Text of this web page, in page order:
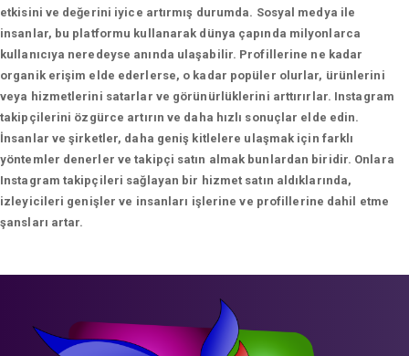
etkisini ve değerini iyice artırmış durumda. Sosyal medya ile
insanlar, bu platformu kullanarak dünya çapında milyonlarca
kullanıcıya neredeyse anında ulaşabilir. Profillerine ne kadar
organik erişim elde ederlerse, o kadar popüler olurlar, ürünlerini
veya hizmetlerini satarlar ve görünürlüklerini arttırırlar. Instagram
takipçilerini özgürce artırın ve daha hızlı sonuçlar elde edin.
İnsanlar ve şirketler, daha geniş kitlelere ulaşmak için farklı
yöntemler denerler ve takipçi satın almak bunlardan biridir. Onlara
Instagram takipçileri sağlayan bir hizmet satın aldıklarında,
izleyicileri genişler ve insanları işlerine ve profillerine dahil etme
şansları artar.